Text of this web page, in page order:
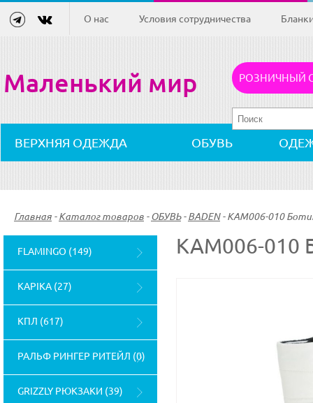
О нас Условия сотрудничества
Маленький мир РОЗНИЧНЫЙ
ВЕРХНЯЯ ОДЕЖДА ОБУВЬ
Главная - Каталог товаров - ОБУВЬ - BADEN - KAM006-010
FLAMINGO (149)
KAPIKA (27)
КПЛ (617)
РАЛЬФ РИНГЕР РИТЕЙЛ (0)
GRIZZLY РЮКЗАКИ (39)
KAM006-